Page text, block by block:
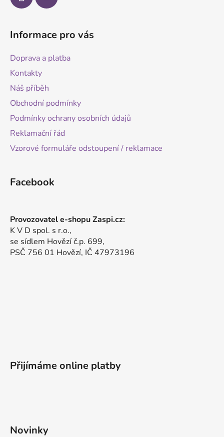
Informace pro vás
Doprava a platba
Kontakty
Náš příběh
Obchodní podmínky
Podmínky ochrany osobních údajů
Reklamační řád
Vzorové formuláře odstoupení / reklamace
Facebook
Provozovatel e-shopu Zaspi.cz:
K V D spol. s r.o.,
se sídlem Hovězí č.p. 699,
PSČ 756 01 Hovězí, IČ 47973196
Přijímáme online platby
Novinky